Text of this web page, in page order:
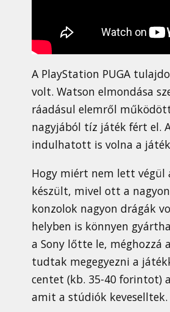
A PlayStation PUGA
volt. Watson elmondása
ráadásul elemről
nagyjából tíz játék fért el.
indulhatott is volna a
Hogy miért nem lett végül
készült, mivel ott a
konzolok nagyon drágák
helyben is könnyen
a Sony lőtte le, méghozzá
tudtak megegyezni a
centet (kb. 35-40 forintot)
amit a stúdiók keveselltek.